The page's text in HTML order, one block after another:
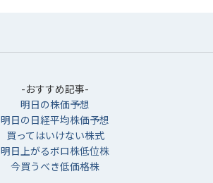
-おすすめ記事-
明日の株価予想
明日の日経平均株価予想
買ってはいけない株式
明日上がるボロ株低位株
今買うべき低価格株